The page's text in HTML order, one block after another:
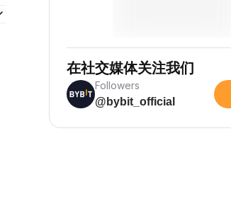
在社交媒体关注我们
Followers
@bybit_official